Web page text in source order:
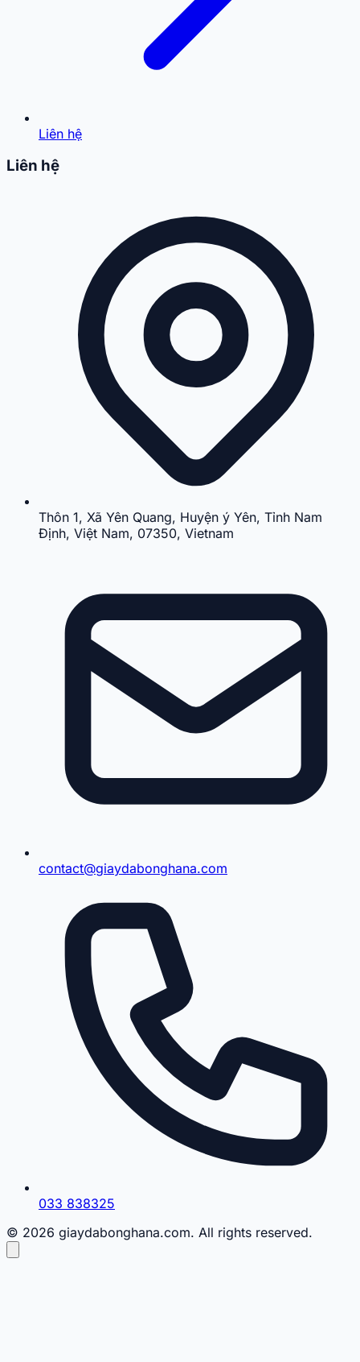
Liên hệ
Liên hệ
Thôn 1, Xã Yên Quang, Huyện ý Yên, Tỉnh Nam
Định, Việt Nam, 07350, Vietnam
contact@giaydabonghana.com
033 838325
© 2026 giaydabonghana.com. All rights reserved.